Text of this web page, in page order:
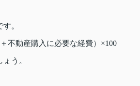
。
不動産購入に必要な経費）×100
う。